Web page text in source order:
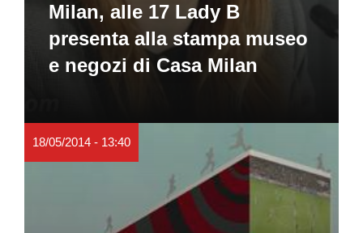
Milan, alle 17 Lady B
presenta alla stampa museo
e negozi di Casa Milan
18/05/2014 - 13:40